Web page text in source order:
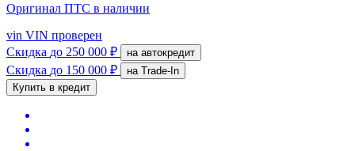
Оригинал ПТС в наличии
vin VIN проверен
Скидка до 250 000 ₽ на автокредит
Скидка до 150 000 ₽
на Trade-In
Купить в кредит